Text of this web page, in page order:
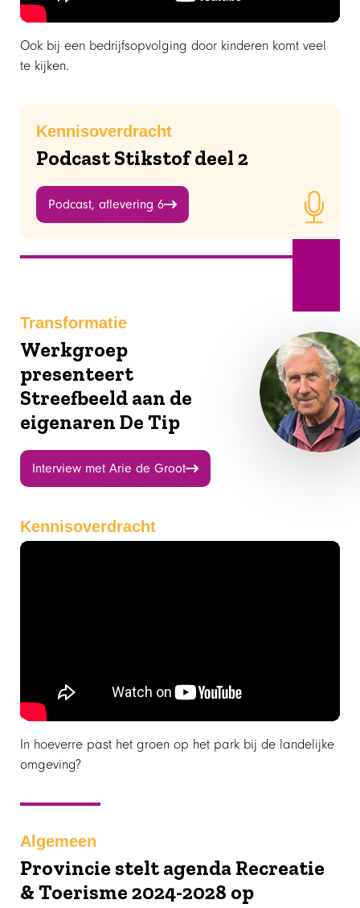
Ook bij een bedrijfsopvolging door kinderen komt veel
te kijken.
Kennisoverdracht
Podcast Stikstof deel 2
Podcast, aflevering 6
Transformatie
Werkgroep
presenteert
Streefbeeld aan de
eigenaren De Tip
Interview met Arie de Groot
Kennisoverdracht
In hoeverre past het groen op het park bij de landelijke
omgeving?
Algemeen
Provincie stelt agenda Recreatie
& Toerisme 2024-2028 op